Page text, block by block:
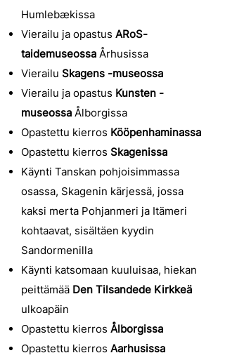
Humlebækissa
Vierailu ja opastus ARoS-
taidemuseossa Århusissa
Vierailu Skagens -museossa
Vierailu ja opastus Kunsten -
museossa Ålborgissa
Opastettu kierros Kööpenhaminassa
Opastettu kierros Skagenissa
Käynti Tanskan pohjoisimmassa
osassa, Skagenin kärjessä, jossa
kaksi merta Pohjanmeri ja Itämeri
kohtaavat, sisältäen kyydin
Sandormenilla
Käynti katsomaan kuuluisaa, hiekan
peittämää Den Tilsandede Kirkkeä
ulkoapäin
Opastettu kierros Ålborgissa
Opastettu kierros Aarhusissa